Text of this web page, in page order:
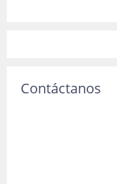
Contáctanos